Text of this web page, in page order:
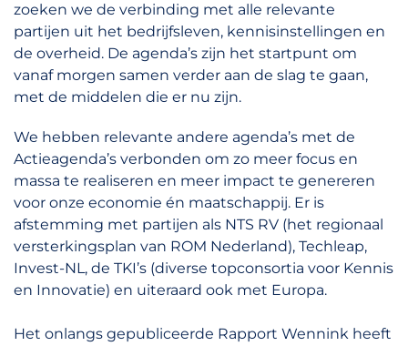
zoeken we de verbinding met alle relevante
partijen uit het bedrijfsleven, kennisinstellingen en
de overheid. De agenda’s zijn het startpunt om
vanaf morgen samen verder aan de slag te gaan,
met de middelen die er nu zijn.
We hebben relevante andere agenda’s met de
Actieagenda’s verbonden om zo meer focus en
massa te realiseren en meer impact te genereren
voor onze economie én maatschappij. Er is
afstemming met partijen als NTS RV (het regionaal
versterkingsplan van ROM Nederland), Techleap,
Invest-NL, de TKI’s (diverse topconsortia voor Kennis
en Innovatie) en uiteraard ook met Europa.
Het onlangs gepubliceerde Rapport Wennink heeft